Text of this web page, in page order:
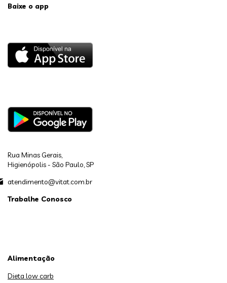
Baixe o app
Rua Minas Gerais,
Higienópolis - São Paulo, SP
atendimento@vitat.com.br
Trabalhe Conosco
Alimentação
Dieta low carb